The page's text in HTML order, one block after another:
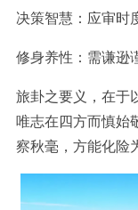
决策智慧：应审时
修身养性：需谦逊
旅卦之要义，在于
唯志在四方而慎始
察秋毫，方能化险